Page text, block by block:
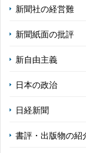
新聞社の経営難
新聞紙面の批評
新自由主義
日本の政治
日経新聞
書評・出版物の紹